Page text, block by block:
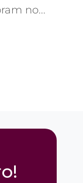
no...